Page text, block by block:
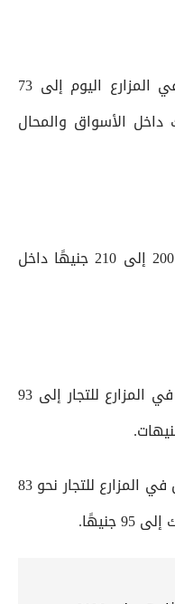
وصل سعر كيلو الفراخ الساسو في المزارع اليوم إلى 73
داخل الأسواق والمحال
فيما يتراوح سعر كيلو البانيه من 200 إلى 210 جنيهًا داخل
- وصل سعر كرتونة البيض الأحمر في المزارع للتجار إلى 93
- وسجل سعر كرتونة البيض الأبيض في المزارع للتجار نحو 83